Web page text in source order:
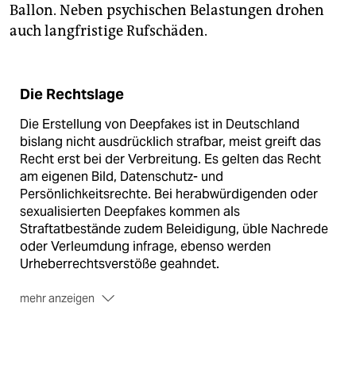
Ballon. Neben psychischen Belastungen drohen
auch langfristige Rufschäden.
Die Rechtslage
Die Erstellung von Deepfakes ist in Deutschland
bislang nicht ausdrücklich strafbar, meist greift das
Recht erst bei der Verbreitung. Es gelten das Recht
am eigenen Bild, Datenschutz- und
Persönlichkeitsrechte. Bei herabwürdigenden oder
sexualisierten Deepfakes kommen als
Straftatbestände zudem Beleidigung, üble Nachrede
oder Verleumdung infrage, ebenso werden
Urheberrechtsverstöße geahndet.
mehr anzeigen